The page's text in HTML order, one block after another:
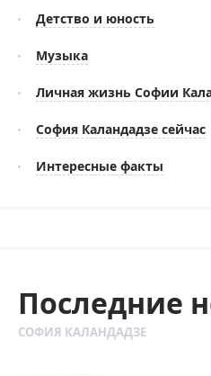
Детство и юность
Музыка
Личная жизнь Софии
София Каландадзе сейчас
Интересные факты
Последние
СОФИЯ КАЛАНДАДЗЕ